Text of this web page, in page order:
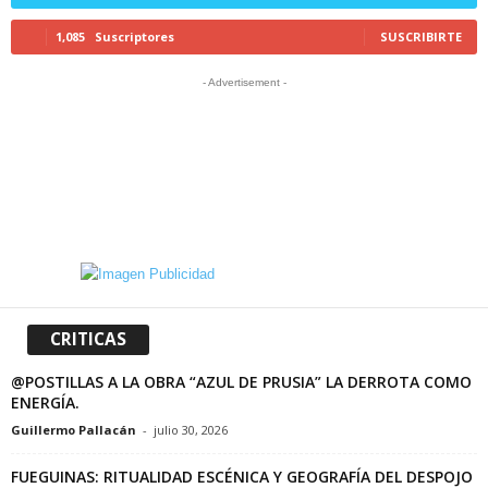
1,085 Suscriptores SUSCRIBIRTE
- Advertisement -
CRITICAS
@POSTILLAS A LA OBRA “AZUL DE PRUSIA” LA DERROTA COMO
ENERGÍA.
Guillermo Pallacán - julio 30, 2026
FUEGUINAS: RITUALIDAD ESCÉNICA Y GEOGRAFÍA DEL DESPOJO